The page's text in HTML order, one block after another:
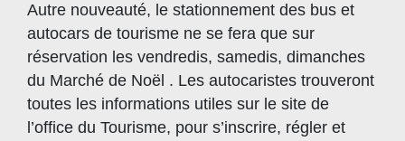
Autre nouveauté, le stationnement des bus et
autocars de tourisme ne se fera que sur
réservation les vendredis, samedis, dimanches
du Marché de Noël . Les autocaristes trouveront
toutes les informations utiles sur le site de
l’office du Tourisme, pour s’inscrire, régler et